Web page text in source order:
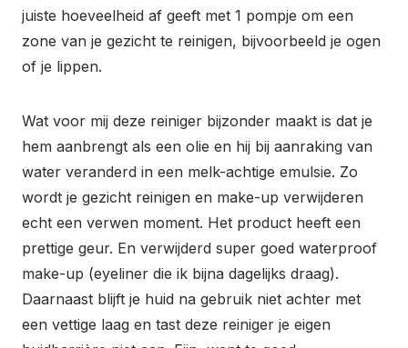
juiste hoeveelheid af geeft met 1 pompje om een
zone van je gezicht te reinigen, bijvoorbeeld je ogen
of je lippen.
Wat voor mij deze reiniger bijzonder maakt is dat je
hem aanbrengt als een olie en hij bij aanraking van
water veranderd in een melk-achtige emulsie. Zo
wordt je gezicht reinigen en make-up verwijderen
echt een verwen moment. Het product heeft een
prettige geur. En verwijderd super goed waterproof
make-up (eyeliner die ik bijna dagelijks draag).
Daarnaast blijft je huid na gebruik niet achter met
een vettige laag en tast deze reiniger je eigen